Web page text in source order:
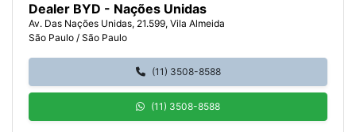
Dealer BYD - Nações Unidas
Av. Das Nações Unidas, 21.599, Vila Almeida
São Paulo / São Paulo
(11) 3508-8588
(11) 3508-8588